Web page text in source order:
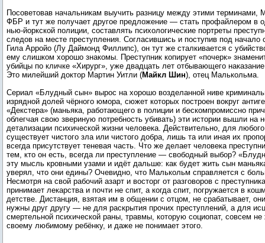
Посоветовав начальникам выучить разницу между этими терминами,
ФБР и тут же получает другое предложение — стать профайлером в
нью-йоркской полиции, составлять психологические портреты
следов на месте преступления. Согласившись и поступив под начало
Гила Арройо (Лу Даймонд Филлипс), он тут же сталкивается с
ему слишком хорошо знакомы. Преступник копирует «почерк»
убийцы по кличке «Хирург», уже двадцать лет отбывающего
Это милейший доктор Мартин Уитли (Майкл Шин), отец Малькольма.
Сериал «Блудный сын» вырос на хорошо возделанной ниве
изрядной долей чёрного юмора, сюжет которых построен вокруг
«Декстера» (маньяка, работающего в полиции и бескомпромиссно
облегчая свою звериную потребность убивать) эти истории вышли на
детализации психической жизни человека. Действительно, для
существует чистого зла или чистого добра, лишь та или иная их
всегда присутствует теневая часть. Что же делает человека
тем, кто он есть, всегда ли преступление — свободный выбор?
эту мысль кровными узами и идёт дальше: как будет жить сын
уверял, что они едины? Очевидно, что Малькольм справляется с
Несмотря на свой рабочий азарт и восторг от разговоров с
принимает лекарства и почти не спит, а когда спит, погружается в
детстве. Дистанция, взятая им в общении с отцом, не срабатывает,
нужны друг другу — не для раскрытия прочих преступлений, а для
смертельной психической раны, травмы, которую социопат, совсем
своему любимому ребёнку, и даже не понимает этого.